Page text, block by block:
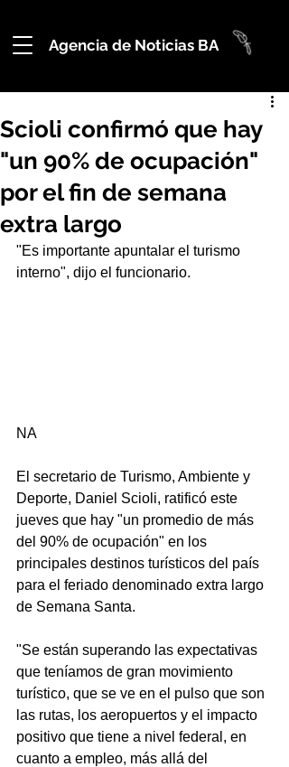
Agencia de Noticias BA
Scioli confirmó que hay
"un 90% de ocupación"
por el fin de semana
extra largo
"Es importante apuntalar el turismo
interno", dijo el funcionario.
NA
El secretario de Turismo, Ambiente y
Deporte, Daniel Scioli, ratificó este
jueves que hay "un promedio de más
del 90% de ocupación" en los
principales destinos turísticos del país
para el feriado denominado extra largo
de Semana Santa.
"Se están superando las expectativas
que teníamos de gran movimiento
turístico, que se ve en el pulso que son
las rutas, los aeropuertos y el impacto
positivo que tiene a nivel federal, en
cuanto a empleo, más allá del